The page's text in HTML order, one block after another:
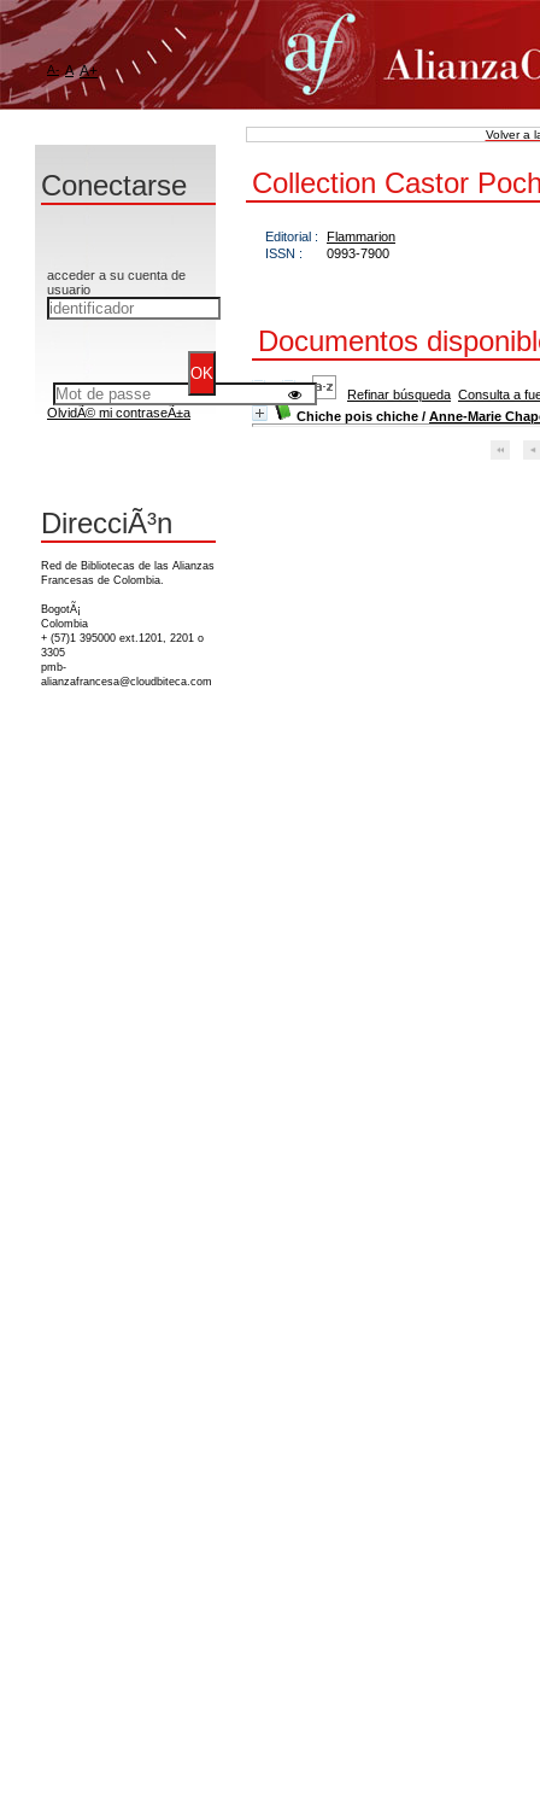
Volver a
Collection Castor
Editorial :
Flammarion
ISSN :
0993-7900
Documentos
Refinar búsqueda Consulta a
Chiche pois chiche / Anne-Marie
A- A A+
Conectarse
acceder a su cuenta de
usuario
OlvidÃ© mi contraseÃ±a
DirecciÃ³n
Red de Bibliotecas de las Alianzas
Francesas de Colombia.
BogotÃ¡
Colombia
+ (57)1 395000 ext.1201, 2201 o
3305
pmb-
alianzafrancesa@cloudbiteca.com